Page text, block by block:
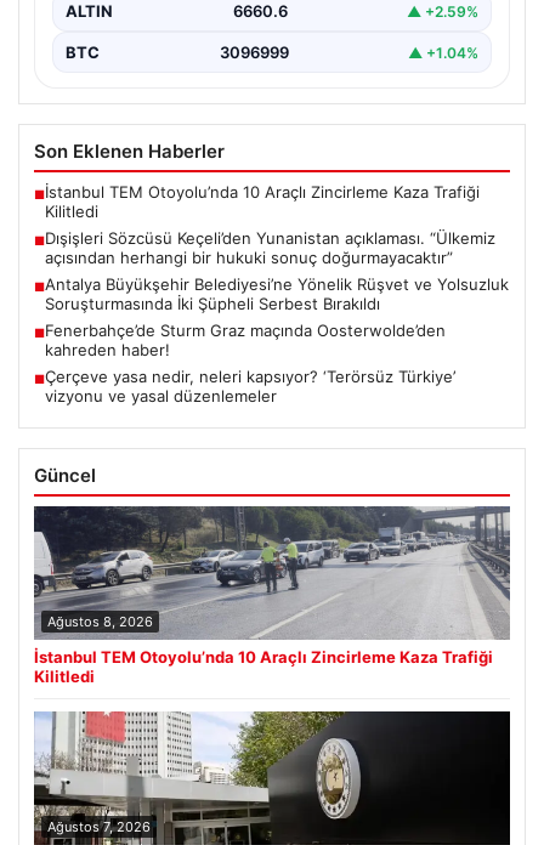
ALTIN 6660.6 ▲ +2.59%
BTC 3096999 ▲ +1.04%
Son Eklenen Haberler
■İstanbul TEM Otoyolu’nda 10 Araçlı Zincirleme Kaza Trafiği
Kilitledi
■Dışişleri Sözcüsü Keçeli’den Yunanistan açıklaması. “Ülkemiz
açısından herhangi bir hukuki sonuç doğurmayacaktır”
■Antalya Büyükşehir Belediyesi’ne Yönelik Rüşvet ve Yolsuzluk
Soruşturmasında İki Şüpheli Serbest Bırakıldı
■Fenerbahçe’de Sturm Graz maçında Oosterwolde’den
kahreden haber!
■Çerçeve yasa nedir, neleri kapsıyor? ‘Terörsüz Türkiye’
vizyonu ve yasal düzenlemeler
Güncel
Ağustos 8, 2026
İstanbul TEM Otoyolu’nda 10 Araçlı Zincirleme Kaza Trafiği
Kilitledi
Ağustos 7, 2026